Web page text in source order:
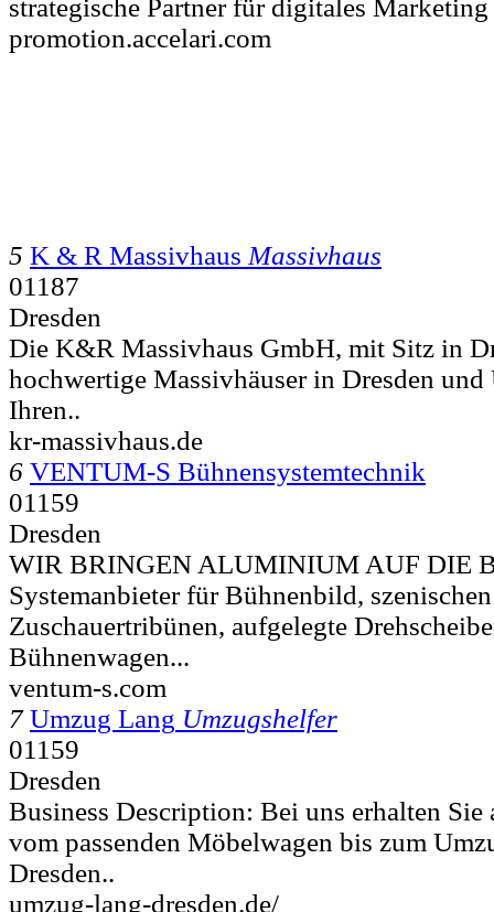
strategische Partner für digitales
promotion.accelari.com
5 K & R Massivhaus Massivhaus
01187
Dresden
Die K&R Massivhaus GmbH, mit Sitz in
hochwertige Massivhäuser in Dresden und
Ihren..
kr-massivhaus.de
6 VENTUM-S Bühnensystemtechnik
01159
Dresden
WIR BRINGEN ALUMINIUM AUF DIE
Systemanbieter für Bühnenbild,
Zuschauertribünen, aufgelegte
Bühnenwagen...
ventum-s.com
7 Umzug Lang Umzugshelfer
01159
Dresden
Business Description: Bei uns erhalten Sie
vom passenden Möbelwagen bis zum
Dresden..
umzug-lang-dresden.de/